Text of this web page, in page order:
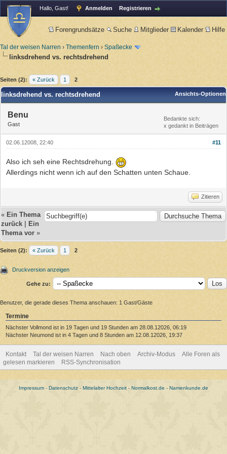
Hallo, Gast! Anmelden Registrieren
Forengrundsätze Suche Mitglieder Kalender Hilfe
Tal der weisen Narren › Themenfern › Spaßecke
linksdrehend vs. rechtsdrehend
Seiten (2): « Zurück 1 2
Ansichts-Optionen
linksdrehend vs. rechtsdrehend
Benu
Gast
Bedankte sich:
x gedankt in Beiträgen
#11
02.06.12008, 22:40
Also ich seh eine Rechtsdrehung.
Allerdings nicht wenn ich auf den Schatten unten Schaue.
Zitieren
« Ein Thema
zurück
Ein
Thema vor »
Seiten (2): « Zurück 1 2
Druckversion anzeigen
Gehe zu:
Benutzer, die gerade dieses Thema anschauen: 1 Gast/Gäste
Termine
Nächster Vollmond ist in 19 Tagen und 19 Stunden am 28.08.12026, 06:19
Nächster Neumond ist in 4 Tagen und 8 Stunden am 12.08.12026, 19:37
Kontakt Tal der weisen Narren Nach oben Archiv-Modus
Alle Foren als
gelesen markieren
RSS-Synchronisation
Impressum - Datenschutz - Mittelalter Hochzeit - Normalkost.de - Namenkunde.de